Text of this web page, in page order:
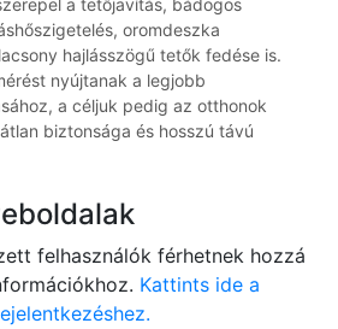
a tetőjavítás, bádogos
oromdeszka
hajlásszögű tetők fedése is.
nyújtanak a legjobb
a céljuk pedig az otthonok
biztonsága és hosszú távú
felhasználók férhetnek hozzá
Kattints ide a